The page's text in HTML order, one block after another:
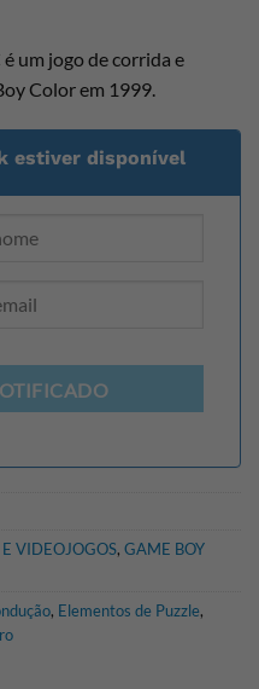
um jogo de corrida e
Color em 1999.
estiver disponível
VIDEOJOGOS, GAME BOY
, Elementos de Puzzle,